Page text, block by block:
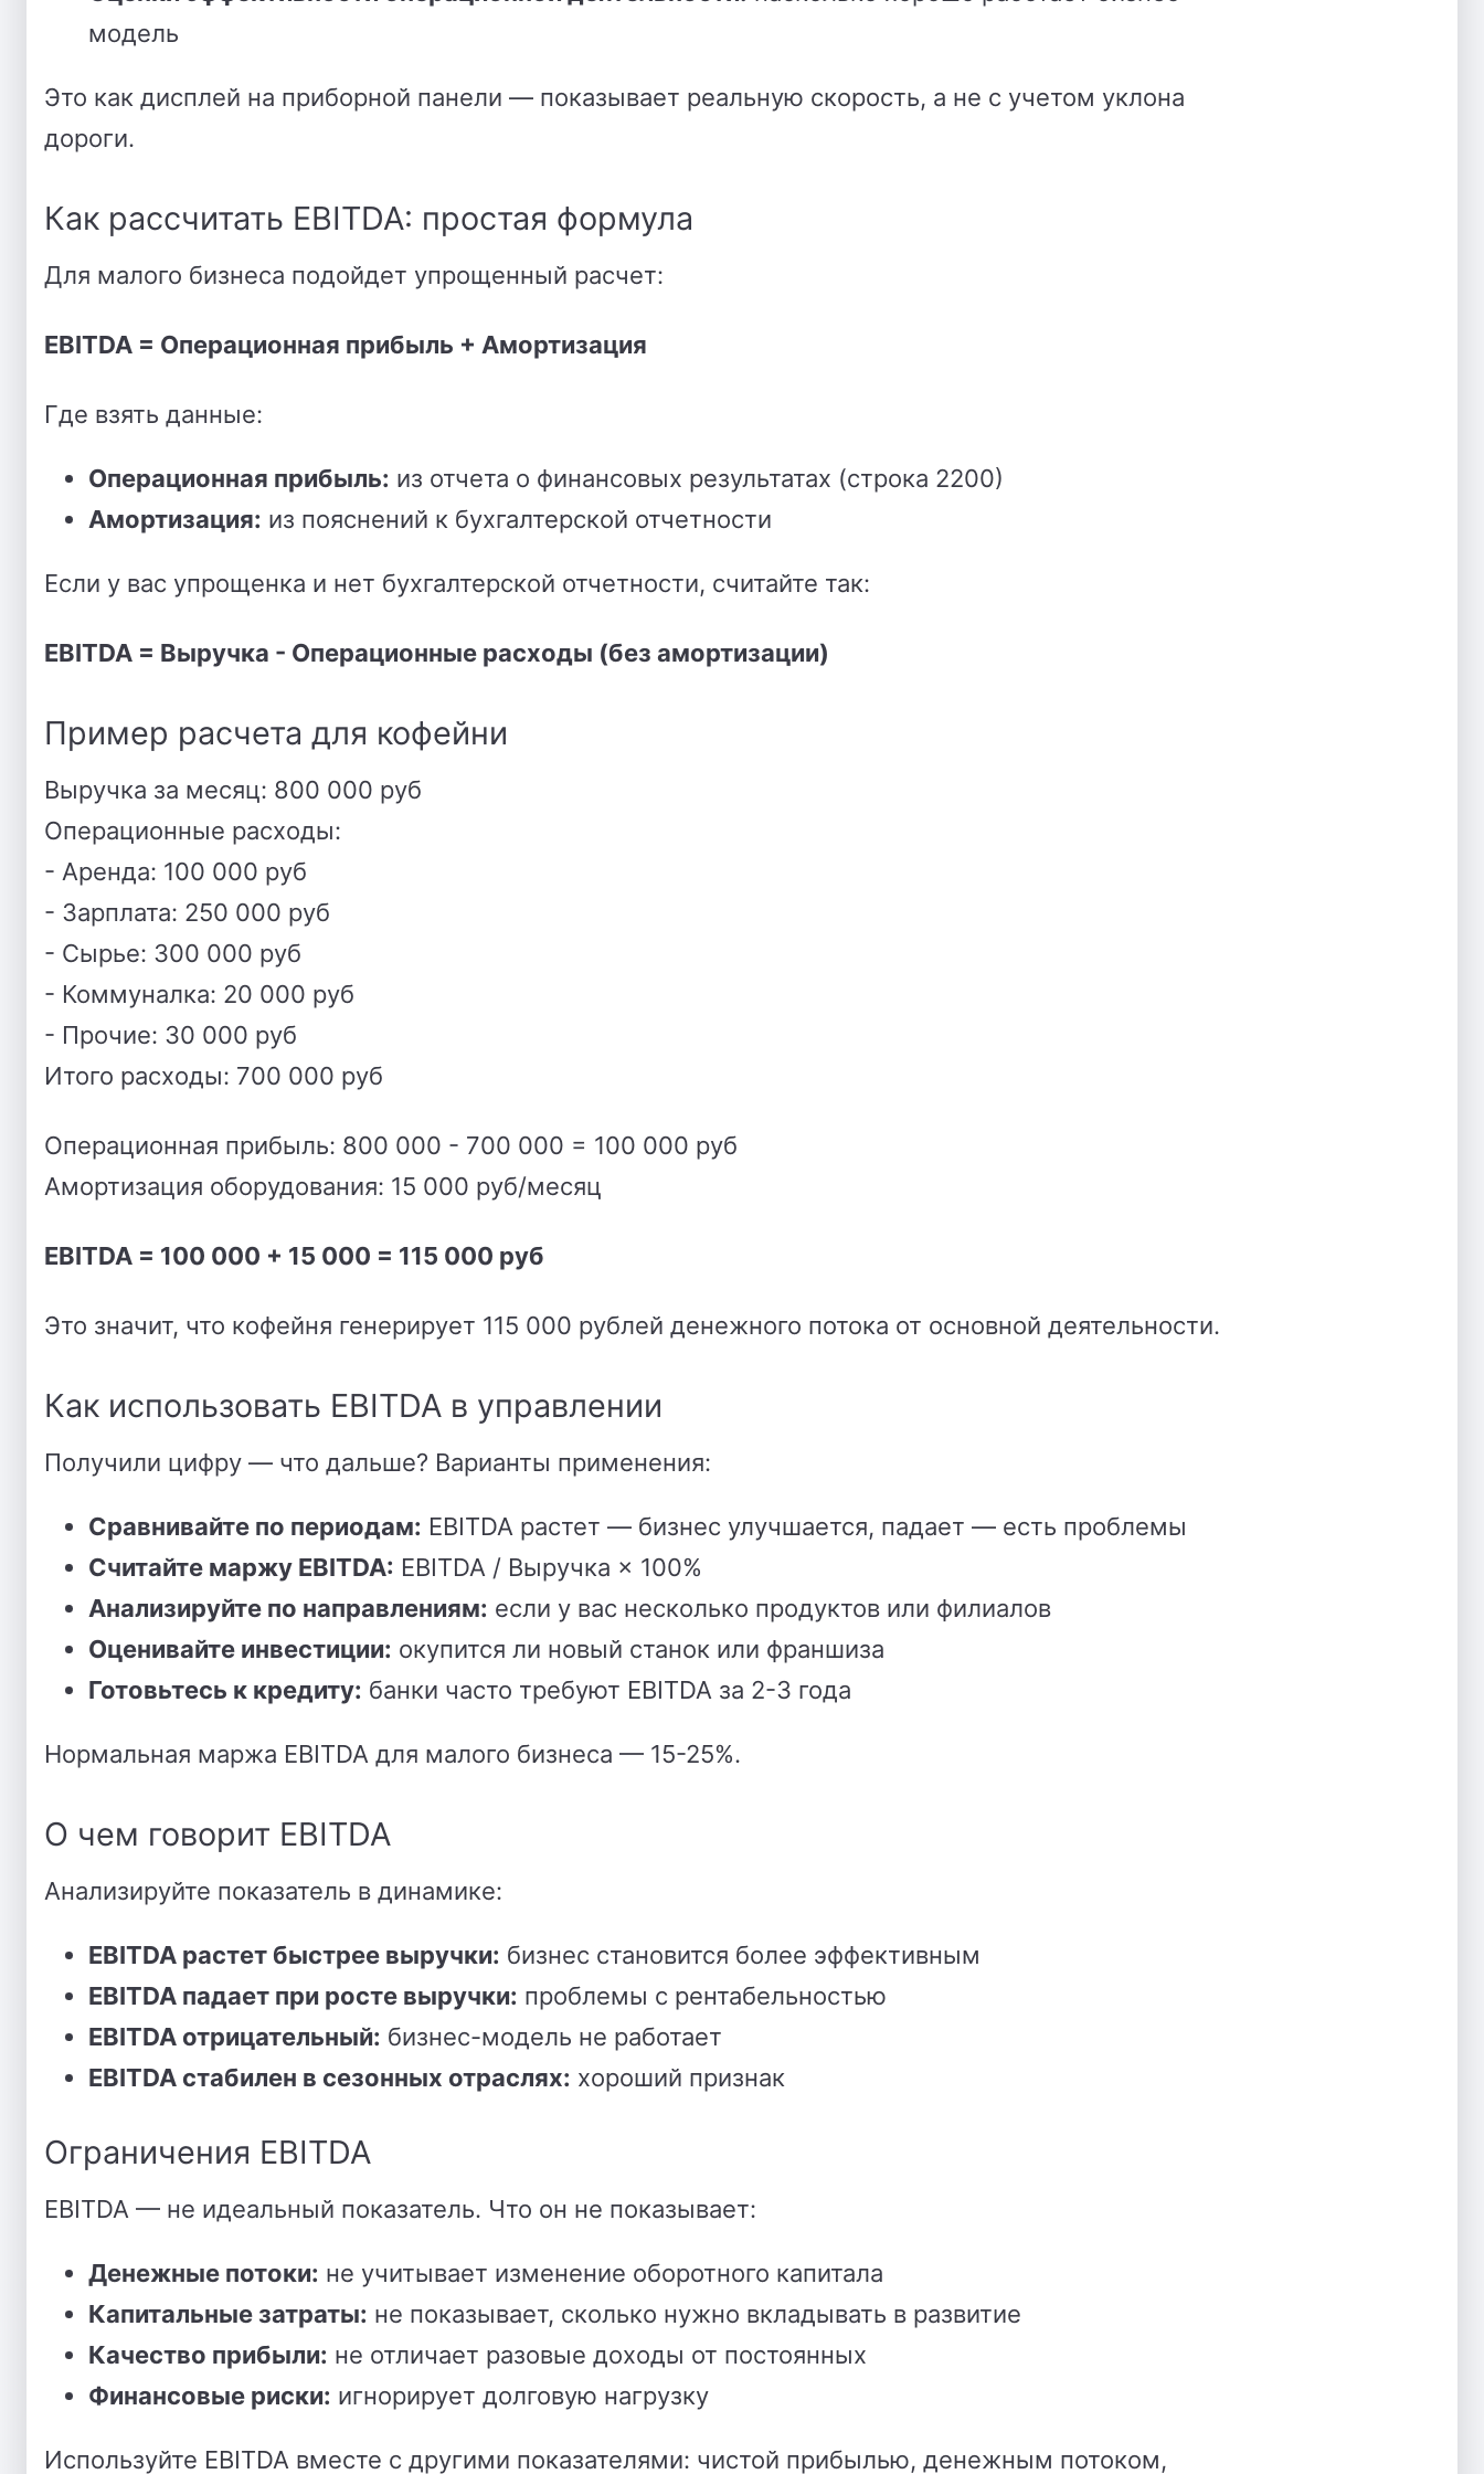
модель
Это как дисплей на приборной панели — показывает реальную скорость, а не с учетом уклона
дороги.
Как рассчитать EBITDA: простая формула
Для малого бизнеса подойдет упрощенный расчет:
EBITDA = Операционная прибыль + Амортизация
Где взять данные:
Операционная прибыль: из отчета о финансовых результатах (строка 2200)
Амортизация: из пояснений к бухгалтерской отчетности
Если у вас упрощенка и нет бухгалтерской отчетности, считайте так:
EBITDA = Выручка - Операционные расходы (без амортизации)
Пример расчета для кофейни
Выручка за месяц: 800 000 руб
Операционные расходы:
- Аренда: 100 000 руб
- Зарплата: 250 000 руб
- Сырье: 300 000 руб
- Коммуналка: 20 000 руб
- Прочие: 30 000 руб
Итого расходы: 700 000 руб
Операционная прибыль: 800 000 - 700 000 = 100 000 руб
Амортизация оборудования: 15 000 руб/месяц
EBITDA = 100 000 + 15 000 = 115 000 руб
Это значит, что кофейня генерирует 115 000 рублей денежного потока от основной деятельности.
Как использовать EBITDA в управлении
Получили цифру — что дальше? Варианты применения:
Сравнивайте по периодам: EBITDA растет — бизнес улучшается, падает — есть проблемы
Считайте маржу EBITDA: EBITDA / Выручка × 100%
Анализируйте по направлениям: если у вас несколько продуктов или филиалов
Оценивайте инвестиции: окупится ли новый станок или франшиза
Готовьтесь к кредиту: банки часто требуют EBITDA за 2-3 года
Нормальная маржа EBITDA для малого бизнеса — 15-25%.
О чем говорит EBITDA
Анализируйте показатель в динамике:
EBITDA растет быстрее выручки: бизнес становится более эффективным
EBITDA падает при росте выручки: проблемы с рентабельностью
EBITDA отрицательный: бизнес-модель не работает
EBITDA стабилен в сезонных отраслях: хороший признак
Ограничения EBITDA
EBITDA — не идеальный показатель. Что он не показывает:
Денежные потоки: не учитывает изменение оборотного капитала
Капитальные затраты: не показывает, сколько нужно вкладывать в развитие
Качество прибыли: не отличает разовые доходы от постоянных
Финансовые риски: игнорирует долговую нагрузку
Используйте EBITDA вместе с другими показателями: чистой прибылью, денежным потоком,